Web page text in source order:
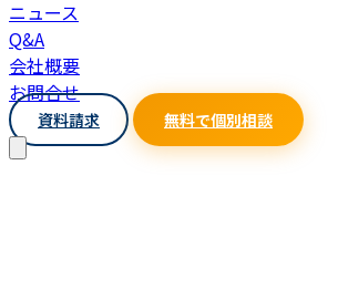
ニュース
Q&A
会社概要
お問合せ
資料請求 無料で個別相談